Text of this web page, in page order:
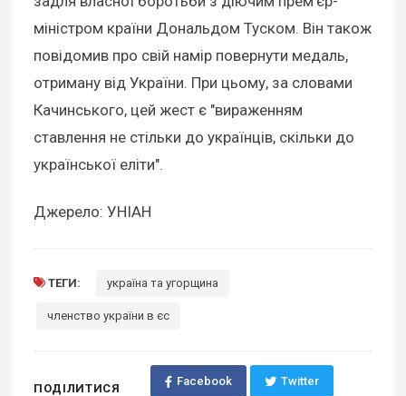
міністром країни Дональдом Туском. Він також
повідомив про свій намір повернути медаль,
отриману від України. При цьому, за словами
Качинського, цей жест є "вираженням
ставлення не стільки до українців, скільки до
української еліти".
Джерело: УНІАН
ТЕГИ: україна та угорщина
членство україни в єс
ПОДІЛИТИСЯ
Facebook Twitter